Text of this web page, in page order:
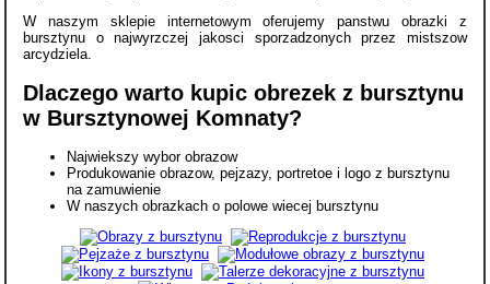
W naszym sklepie internetowym oferujemy panstwu obrazki z
bursztynu o najwyrzczej jakosci sporzadzonych przez mistszow
arcydziela.
Dlaczego warto kupic obrezek z bursztynu
w Bursztynowej Komnaty?
Najwiekszy wybor obrazow
Produkowanie obrazow, pejzazy, portretoe i logo z bursztynu
na zamuwienie
W naszych obrazkach o polowe wiecej bursztynu